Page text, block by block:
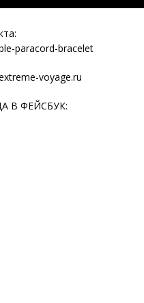
paracord-bracelet
voyage.ru
В ФЕЙСБУК: